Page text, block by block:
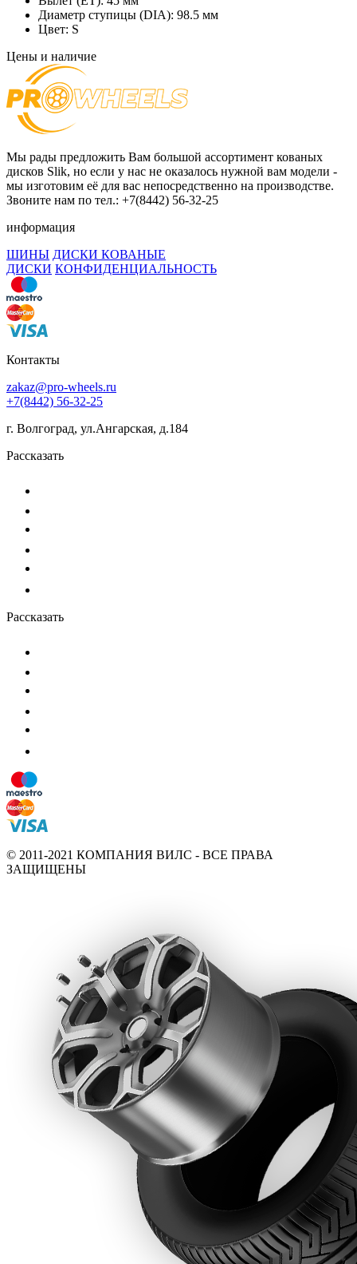
Диаметр ступицы (DIA): 98.5 мм
Цвет: S
Цены и наличие
Мы рады предложить Вам большой ассортимент кованых
дисков Slik, но если у нас не оказалось нужной вам модели -
мы изготовим её для вас непосредственно на производстве.
Звоните нам по тел.: +7(8442) 56-32-25
информация
ШИНЫ ДИСКИ КОВАНЫЕ
ДИСКИ КОНФИДЕНЦИАЛЬНОСТЬ
Контакты
zakaz@pro-wheels.ru
+7(8442) 56-32-25
г. Волгоград, ул.Ангарская, д.184
Рассказать
Рассказать
© 2011-2021 КОМПАНИЯ ВИЛС - ВСЕ ПРАВА
ЗАЩИЩЕНЫ